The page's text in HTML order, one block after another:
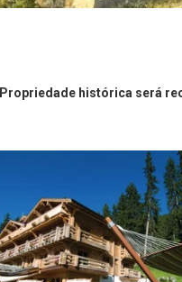
Propriedade histórica será